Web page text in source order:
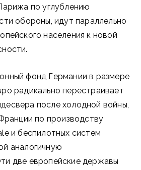
по углублению
обороны, идут параллельно
населения к новой
фонд Германии в размере
радикально перестраивает
после холодной войны,
по производству
и беспилотных систем
аналогичную
две европейские державы